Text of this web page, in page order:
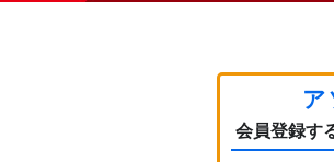
ア
会員登録す